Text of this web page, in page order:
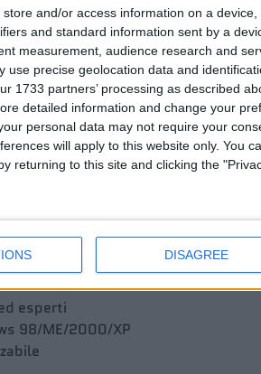
store and/or access information on a
and standard information sent by a
measurement, audience research and
use precise geolocation data and
1733 partners’ processing as described
detailed information and change your
personal data may not require your
will apply to this website only. You
returning to this site and clicking the
DISAGREE
ActiveSync(Caratteristica presente
tramite il programma e-mail
su Internet
consente l’upload dei files)
files
per il download di un archivio)
esperti
98/ME/2000/XP